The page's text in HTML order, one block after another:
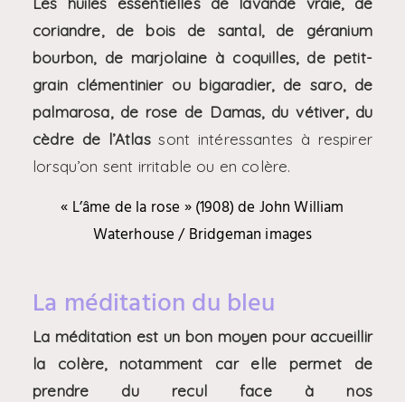
coriandre, de bois de santal, de géranium
bourbon, de marjolaine à coquilles, de petit-
grain clémentinier ou bigaradier, de saro, de
palmarosa, de rose de Damas, du vétiver, du
cèdre de l’Atlassont intéressantes à respirer
lorsqu’on sent irritable ou en colère.
« L’âme de la rose » (1908) de John William
Waterhouse / Bridgeman images
La méditation du bleu
La méditation est un bon moyen pour accueillir
la colère, notamment car elle permet de
prendre du recul face à nos